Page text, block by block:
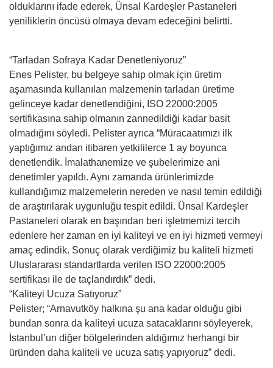
olduklarını ifade ederek, Ünsal Kardeşler Pastaneleri
yeniliklerin öncüsü olmaya devam edeceğini belirtti.
“Tarladan Sofraya Kadar Denetleniyoruz”
Enes Pelister, bu belgeye sahip olmak için üretim
aşamasında kullanılan malzemenin tarladan üretime
gelinceye kadar denetlendiğini, ISO 22000:2005
sertifikasına sahip olmanın zannedildiği kadar basit
olmadığını söyledi. Pelister ayrıca “Müracaatımızı ilk
yaptığımız andan itibaren yetkililerce 1 ay boyunca
denetlendik. İmalathanemize ve şubelerimize ani
denetimler yapıldı. Aynı zamanda ürünlerimizde
kullandığımız malzemelerin nereden ve nasıl temin edildiği
de araştırılarak uygunluğu tespit edildi. Ünsal Kardeşler
Pastaneleri olarak en başından beri işletmemizi tercih
edenlere her zaman en iyi kaliteyi ve en iyi hizmeti vermeyi
amaç edindik. Sonuç olarak verdiğimiz bu kaliteli hizmeti
Uluslararası standartlarda verilen ISO 22000:2005
sertifikası ile de taçlandırdık” dedi.
“Kaliteyi Ucuza Satıyoruz”
Pelister; “Arnavutköy halkına şu ana kadar olduğu gibi
bundan sonra da kaliteyi ucuza satacaklarını söyleyerek,
İstanbul’un diğer bölgelerinden aldığımız herhangi bir
üründen daha kaliteli ve ucuza satış yapıyoruz” dedi.